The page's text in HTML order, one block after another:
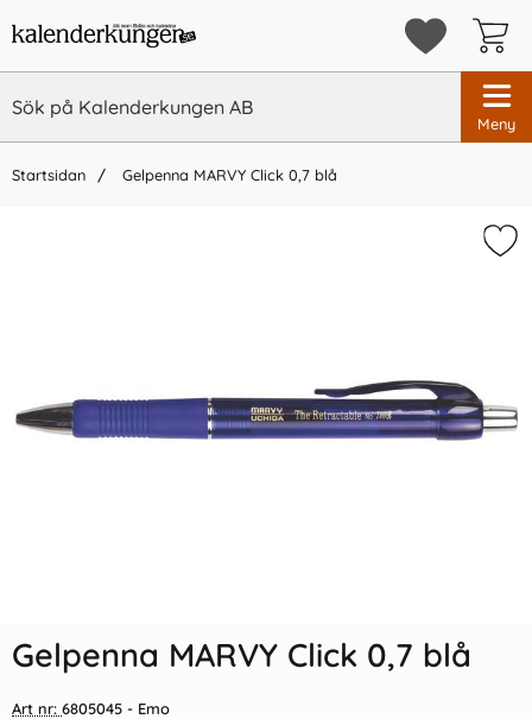
Meny
Startsidan Gelpenna MARVY Click 0,7 blå
55 kr/st 39 kr/st
Gelpenna MARVY Click 0,7 blå
Art nr: 6805045 - Emo